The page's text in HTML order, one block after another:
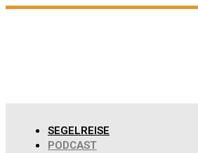
Zum
SEGELREISE
PODCAST